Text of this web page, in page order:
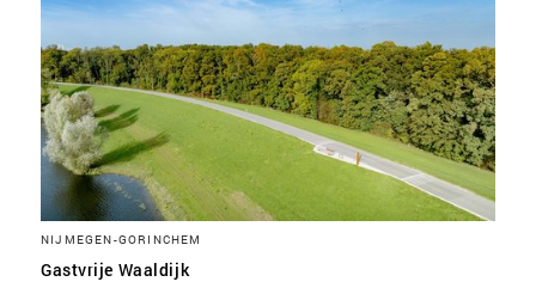
NIJMEGEN-GORINCHEM
Gastvrije Waaldijk